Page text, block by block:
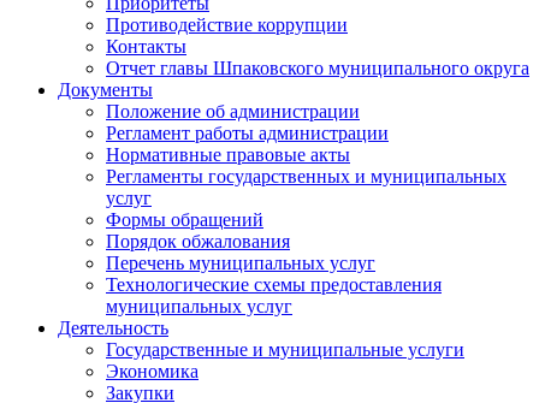
Противодействие коррупции
Контакты
Отчет главы Шпаковского муниципального округа
Документы
Положение об администрации
Регламент работы администрации
Нормативные правовые акты
Регламенты государственных и муниципальных
услуг
Формы обращений
Порядок обжалования
Перечень муниципальных услуг
Технологические схемы предоставления
муниципальных услуг
Деятельность
Государственные и муниципальные услуги
Экономика
Закупки